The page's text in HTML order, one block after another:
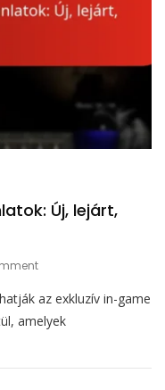
Új, lejárt,
On
Ark
Prime
Gaming
Új,
az exkluzív in-game
amelyek